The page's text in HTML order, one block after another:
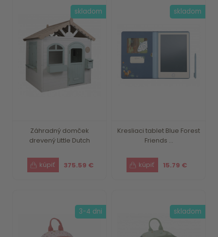
Záhradný domček
drevený Little Dutch
375.59 €
skladom
Kresliaci tablet Blue Forest
Friends ...
15.79 €
skladom
3-4 dni skladom